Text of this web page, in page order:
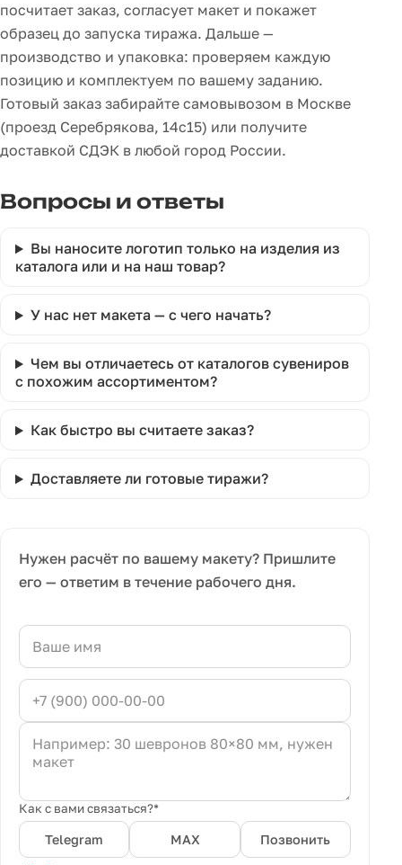
посчитает заказ, согласует макет и покажет
образец до запуска тиража. Дальше —
производство и упаковка: проверяем каждую
позицию и комплектуем по вашему заданию.
Готовый заказ забирайте самовывозом в Москве
(проезд Серебрякова, 14с15) или получите
доставкой СДЭК в любой город России.
Вопросы и ответы
Вы наносите логотип только на изделия из
каталога или и на наш товар?
У нас нет макета — с чего начать?
Чем вы отличаетесь от каталогов сувениров
с похожим ассортиментом?
Как быстро вы считаете заказ?
Доставляете ли готовые тиражи?
Нужен расчёт по вашему макету? Пришлите
его — ответим в течение рабочего дня.
Как с вами связаться?*
Telegram MAX Позвонить